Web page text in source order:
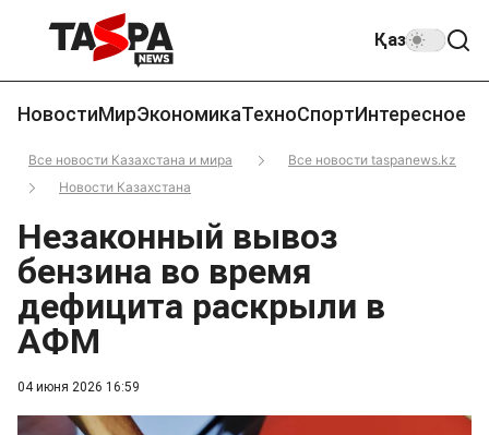
Қаз
НовостиМирЭкономикаТехноСпортИнтересное
Все новости Казахстана и мира
Все новости taspanews.kz
Новости Казахстана
04 июня 2026 16:59
Незаконный вывоз
бензина во время
дефицита раскрыли в
АФМ